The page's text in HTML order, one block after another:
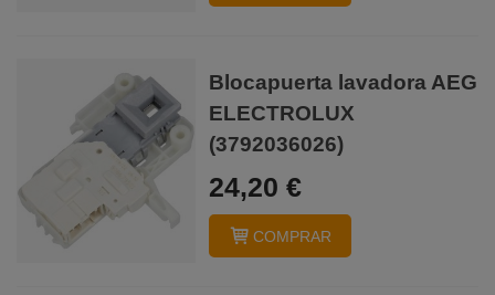
Blocapuerta lavadora AEG
ELECTROLUX
(3792036026)
24,20 €
COMPRAR